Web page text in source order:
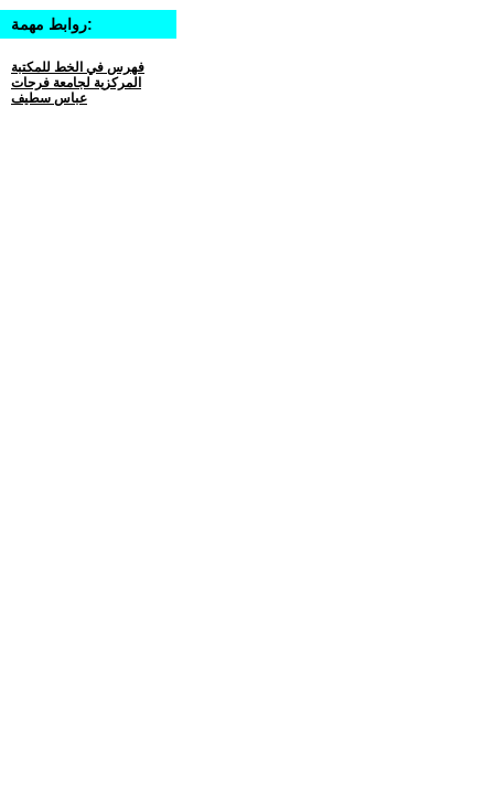
روابط مهمة:
فهرس في الخط للمكتبة
المركزية لجامعة فرحات
عباس سطيف